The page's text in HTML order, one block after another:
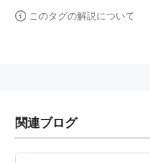
このタグの解説について
関連ブログ